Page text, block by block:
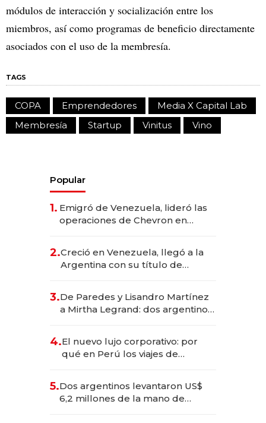
módulos de interacción y socialización entre los
miembros, así como programas de beneficio directamente
asociados con el uso de la membresía.
TAGS
COPA Emprendedores
Media X Capital Lab
Membresía
Startup Vinitus Vino
Popular
1. Emigró de Venezuela, lideró las
operaciones de Chevron en
2.Creció en Venezuela, llegó a la
Argentina con su título de
las marcas "fast premium"
3.De Paredes y Lisandro Martínez
a Mirtha Legrand: dos argentinos
4.El nuevo lujo corporativo: por
qué en Perú los viajes de
para convertirse en experiencias
transformadoras
5.Dos argentinos levantaron US$
6,2 millones de la mano de